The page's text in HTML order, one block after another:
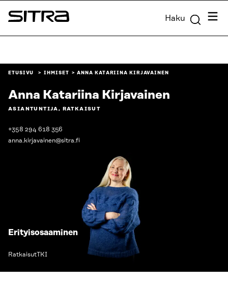
Siirry
suoraan
Sitra Haku
ETUSIVU IHMISET ANNA KATARIINA KIRJAVAINEN
Anna Katariina Kirjavainen
ASIANTUNTIJA, RATKAISUT
+358 294 618 356
anna.kirjavainen@sitra.fi
Erityisosaaminen
RatkaisutTKI